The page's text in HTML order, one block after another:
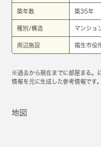
築年数 築35年
種別/構造 マンショ
周辺施設 福生市役
※過去から現在までに部屋まる。
情報を元に生成した参考情報です。
地図